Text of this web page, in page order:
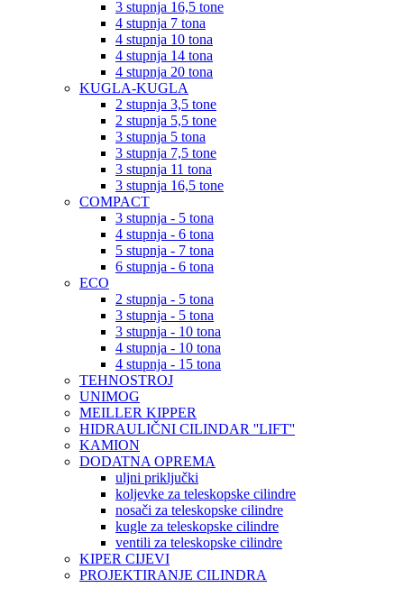
3 stupnja 16,5 tone
4 stupnja 7 tona
4 stupnja 10 tona
4 stupnja 14 tona
4 stupnja 20 tona
KUGLA-KUGLA
2 stupnja 3,5 tone
2 stupnja 5,5 tone
3 stupnja 5 tona
3 stupnja 7,5 tone
3 stupnja 11 tona
3 stupnja 16,5 tone
COMPACT
3 stupnja - 5 tona
4 stupnja - 6 tona
5 stupnja - 7 tona
6 stupnja - 6 tona
ECO
2 stupnja - 5 tona
3 stupnja - 5 tona
3 stupnja - 10 tona
4 stupnja - 10 tona
4 stupnja - 15 tona
TEHNOSTROJ
UNIMOG
MEILLER KIPPER
HIDRAULIČNI CILINDAR ''LIFT''
KAMION
DODATNA OPREMA
uljni priključki
koljevke za teleskopske cilindre
nosači za teleskopske cilindre
kugle za teleskopske cilindre
ventili za teleskopske cilindre
KIPER CIJEVI
PROJEKTIRANJE CILINDRA